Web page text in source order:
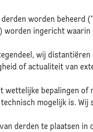
worden beheerd
worden ingericht waarin
wij distantiëren
of actualiteit van
wettelijke bepalingen of
mogelijk is. Wij
derden te plaatsen in